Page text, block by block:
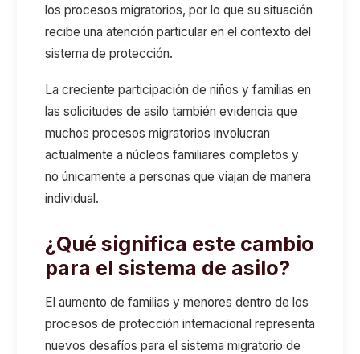
los procesos migratorios, por lo que su situación
recibe una atención particular en el contexto del
sistema de protección.
La creciente participación de niños y familias en
las solicitudes de asilo también evidencia que
muchos procesos migratorios involucran
actualmente a núcleos familiares completos y
no únicamente a personas que viajan de manera
individual.
¿Qué significa este cambio
para el sistema de asilo?
El aumento de familias y menores dentro de los
procesos de protección internacional representa
nuevos desafíos para el sistema migratorio de